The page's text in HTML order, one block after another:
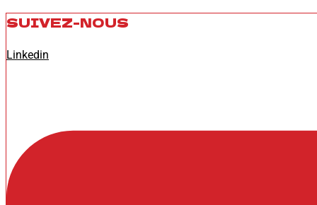
SUIVEZ-NOUS
Linkedin